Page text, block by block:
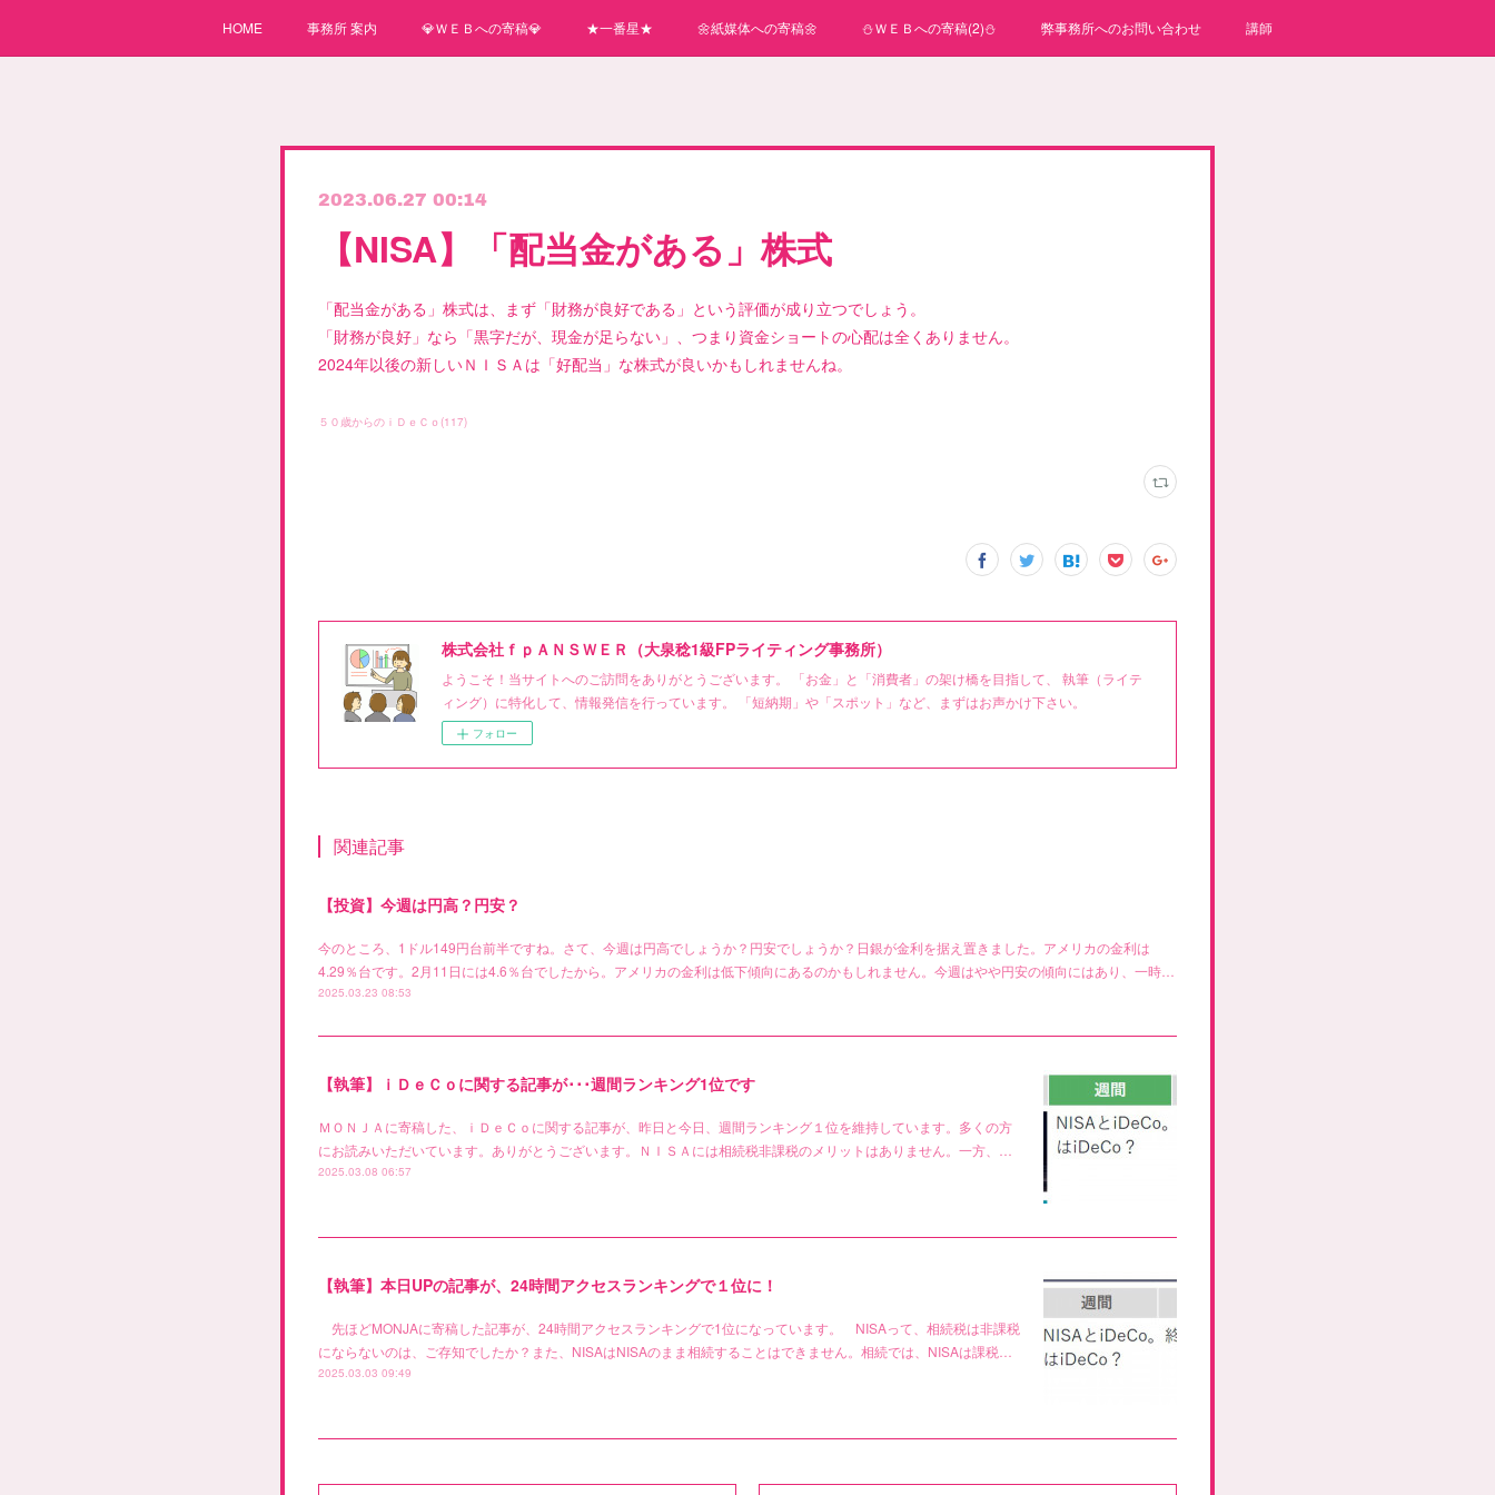
HOME 事務所 案内 💎ＷＥＢへの寄稿💎 ★一番星★ 🌼紙媒体への寄稿🌼 ⛄ＷＥＢへの寄稿(2)⛄ 弊事務所へのお問い合わせ 講師
2023.06.27 00:14
【NISA】「配当金がある」株式
「配当金がある」株式は、まず「財務が良好である」という評価が成り立つでしょう。
「財務が良好」なら「黒字だが、現金が足らない」、つまり資金ショートの心配は全くありません。
2024年以後の新しいＮＩＳＡは「好配当」な株式が良いかもしれませんね。
５０歳からのｉＤｅＣｏ (117)
株式会社ｆｐＡＮＳＷＥＲ（大泉稔1級FPライティング事務所）
ようこそ！当サイトへのご訪問をありがとうございます。 「お金」と「消費者」の架け橋を目指して、 執筆（ライテ
ィング）に特化して、情報発信を行っています。 「短納期」や「スポット」など、まずはお声かけ下さい。
フォロー
関連記事
【投資】今週は円高？円安？
今のところ、1ドル149円台前半ですね。さて、今週は円高でしょうか？円安でしょうか？日銀が金利を据え置きました。アメリカの金利は
4.29％台です。2月11日には4.6％台でしたから。アメリカの金利は低下傾向にあるのかもしれません。今週はやや円安の傾向にはあり、一時…
2025.03.23 08:53
【執筆】ｉＤｅＣｏに関する記事が･･･週間ランキング1位です
ＭＯＮＪＡに寄稿した、ｉＤｅＣｏに関する記事が、昨日と今日、週間ランキング１位を維持しています。多くの方
にお読みいただいています。ありがとうございます。ＮＩＳＡには相続税非課税のメリットはありません。一方、…
2025.03.08 06:57
【執筆】本日UPの記事が、24時間アクセスランキングで１位に！
先ほどMONJAに寄稿した記事が、24時間アクセスランキングで1位になっています。 NISAって、相続税は非課税
にならないのは、ご存知でしたか？また、NISAはNISAのまま相続することはできません。相続では、NISAは課税…
2025.03.03 09:49